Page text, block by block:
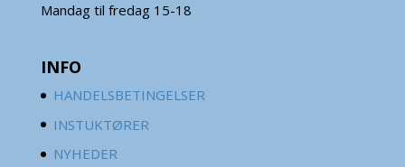
Mandag til fredag 15-18
INFO
HANDELSBETINGELSER
INSTUKTØRER
NYHEDER